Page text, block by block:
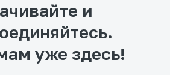
и
уже здесь!